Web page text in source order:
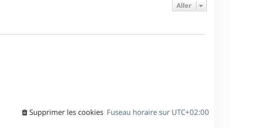
e
Aller
Fuseau horaire sur UTC+02:00
Supprimer les cookies